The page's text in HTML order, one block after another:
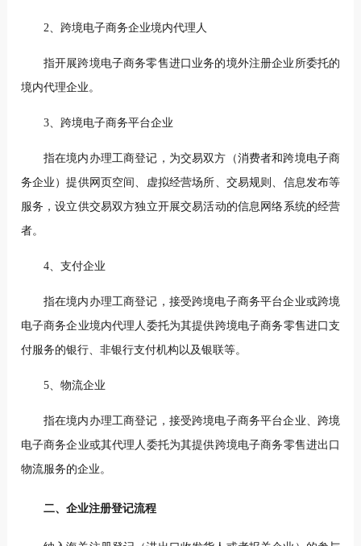
2、跨境电子商务企业境内代理人
指开展跨境电子商务零售进口业务的境外注册企业所委托的
境内代理企业。
3、跨境电子商务平台企业
指在境内办理工商登记，为交易双方（消费者和跨境电子商
务企业）提供网页空间、虚拟经营场所、交易规则、信息发布等
服务，设立供交易双方独立开展交易活动的信息网络系统的经营
者。
4、支付企业
指在境内办理工商登记，接受跨境电子商务平台企业或跨境
电子商务企业境内代理人委托为其提供跨境电子商务零售进口支
付服务的银行、非银行支付机构以及银联等。
5、物流企业
指在境内办理工商登记，接受跨境电子商务平台企业、跨境
电子商务企业或其代理人委托为其提供跨境电子商务零售进出口
物流服务的企业。
二、企业注册登记流程